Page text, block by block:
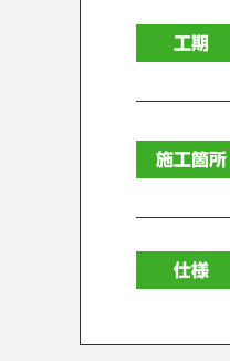
工期
施工箇所
仕様